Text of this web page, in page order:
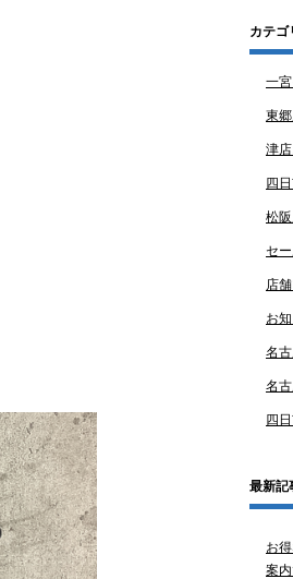
カテゴ
一
東
津
四
松
セ
店
お
名
名
四
最新記
お
案内